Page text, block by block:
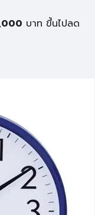
บาท ขึ้นไปลด